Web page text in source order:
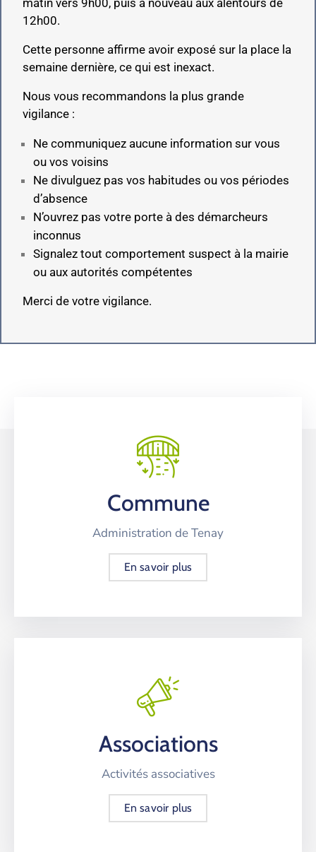
matin vers 9h00, puis à nouveau aux alentours de
12h00.
Cette personne affirme avoir exposé sur la place la
semaine dernière, ce qui est inexact.
Nous vous recommandons la plus grande
vigilance :
Ne communiquez aucune information sur vous
ou vos voisins
Ne divulguez pas vos habitudes ou vos périodes
d’absence
N’ouvrez pas votre porte à des démarcheurs
inconnus
Signalez tout comportement suspect à la mairie
ou aux autorités compétentes
Merci de votre vigilance.
Commune
Administration de Tenay
En savoir plus
Associations
Activités associatives
En savoir plus